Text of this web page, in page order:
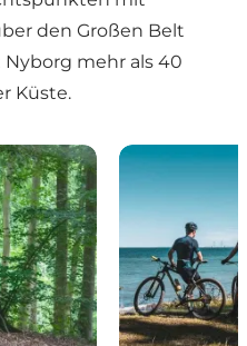
den Großen Belt
mehr als 40
Küste.
Fahrradrouten